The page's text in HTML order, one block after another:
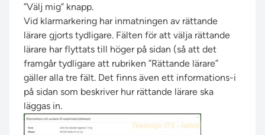
”Välj mig” knapp.
Vid klarmarkering har inmatningen av rättande
lärare gjorts tydligare. Fälten för att välja rättande
lärare har flyttats till höger på sidan (så att det
framgår tydligare att rubriken ”Rättande lärare”
gäller alla tre fält. Det finns även ett informations-i
på sidan som beskriver hur rättande lärare ska
läggas in.